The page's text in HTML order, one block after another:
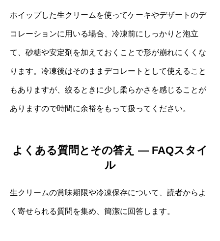
ホイップした生クリームを使ってケーキやデザートのデ
コレーションに用いる場合、冷凍前にしっかりと泡立
て、砂糖や安定剤を加えておくことで形が崩れにくくな
ります。冷凍後はそのままデコレートとして使えること
もありますが、絞るときに少し柔らかさを感じることが
ありますので時間に余裕をもって扱ってください。
よくある質問とその答え — FAQスタイ
ル
生クリームの賞味期限や冷凍保存について、読者からよ
く寄せられる質問を集め、簡潔に回答します。